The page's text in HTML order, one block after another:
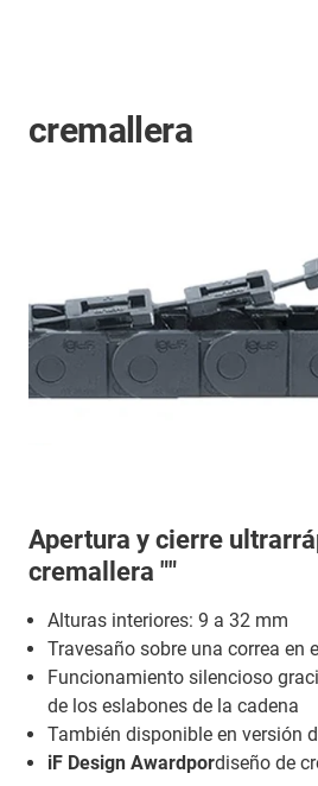
cremallera
Apertura y cierre
cremallera ""
Alturas interiores: 9 a 32 mm
Travesaño sobre una correa en
Funcionamiento silencioso
de los eslabones de la cadena
También disponible en versión
iF Design Awardpordiseño de